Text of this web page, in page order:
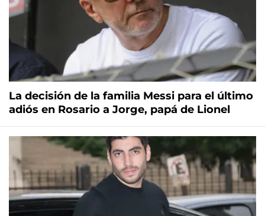
La decisión de la familia Messi para el último
adiós en Rosario a Jorge, papá de Lionel